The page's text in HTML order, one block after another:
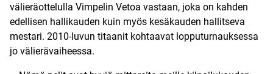
välieräottelulla Vimpelin Vetoa vastaan, joka on kahden
edellisen hallikauden kuin myös kesäkauden hallitseva
mestari. 2010-luvun titaanit kohtaavat lopputurnauksessa
jo välierävaiheessa.